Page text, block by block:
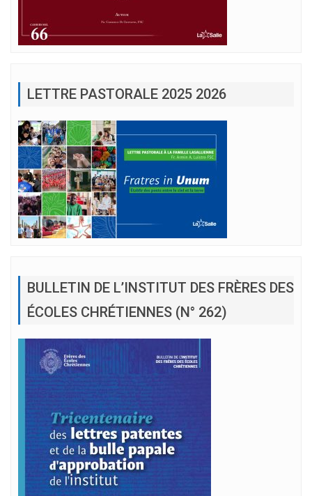
LETTRE PASTORALE 2025 2026
BULLETIN DE L’INSTITUT DES FRÈRES DES
ÉCOLES CHRÉTIENNES (N° 262)